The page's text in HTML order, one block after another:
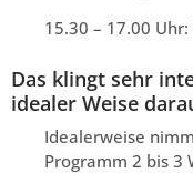
15.30 – 17.00
Das klingt sehr
idealer Weise
Idealerweise
Programm 2 bis 3